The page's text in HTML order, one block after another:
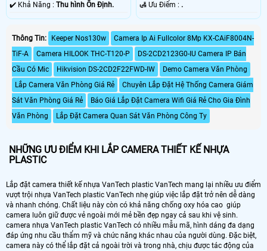
️✔️ Khả Năng : Thu hình Ổn Định.
️🛃 Ưu Điểm : .
Thông Tin: Keeper Nos130w
Camera Ip Ai Fullcolor 8Mp KX-CAiF8004N-
TiF-A
Camera HILOOK THC-T120-P
DS-2CD2123G0-IU Camera IP Bán
Cầu Có Mic
Hikvision DS-2CD2F22FWD-IW
Demo Camera Văn Phòng
Lắp Camera Văn Phòng Giá Rẻ
Chuyên Lắp Đặt Hệ Thống Camera Giám
Sát Văn Phòng Giá Rẻ
Báo Giá Lắp Đặt Camera Wifi Giá Rẻ Cho Gia Đình
Văn Phòng
Lắp Đặt Camera Quan Sát Văn Phòng Công Ty
NHỮNG ƯU ĐIỂM KHI LẮP CAMERA THIẾT KẾ NHỰA
PLASTIC
Lắp đặt camera thiết kế nhựa VanTech plastic VanTech mang lại nhiều ưu điểm
vượt trội nhựa VanTech plastic VanTech nhẹ giúp việc lắp đặt trở nên dễ dàng
và nhanh chóng. Chất liệu này còn có khả năng chống oxy hóa cao giúp
camera luôn giữ được vẻ ngoài mới mẻ bền đẹp ngay cả sau khi vệ sinh.
camera nhựa VanTech plastic VanTech có nhiều mẫu mã, hình dáng đa dạng
đáp ứng nhu cầu thẩm mỹ và chức năng khác nhau của người dùng. Đặc biệt,
camera này có thể lắp đặt cả ngoài trời và trong nhà, chịu được tác động của